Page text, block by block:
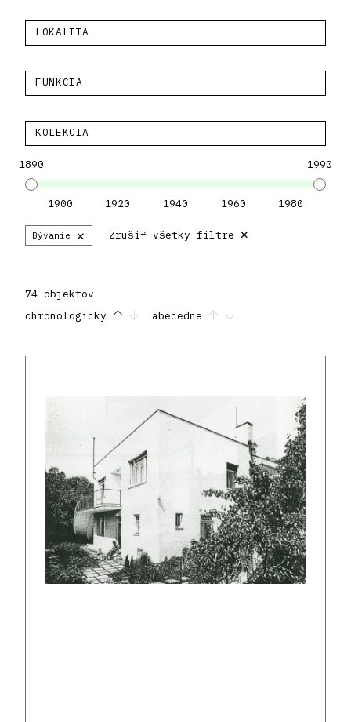
LOKALITA
FUNKCIA
KOLEKCIA
1890 1990
1900 1920 1940 1960 1980
Bývanie × Zrušiť všetky filtre ×
74 objektov
chronologicky
abecedne